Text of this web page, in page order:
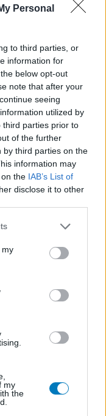
Personal
to third parties, or
information for
below opt-out
note that after your
seeing
utilized by
third parties prior to
of the further
by third parties on the
information may
the IAB’s List of
disclose it to other
my
my
the